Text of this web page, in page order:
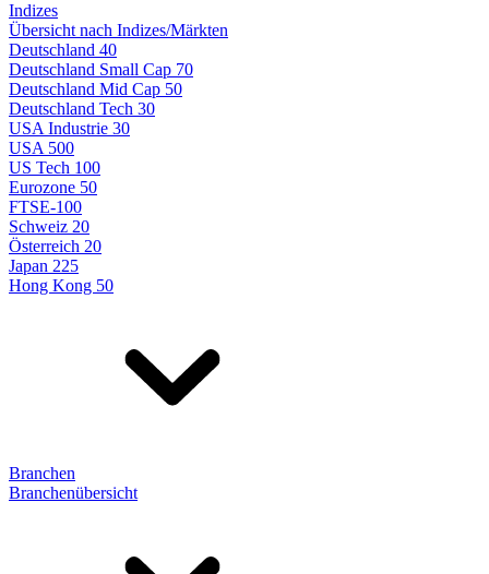
Indizes
Übersicht nach Indizes/Märkten
Deutschland 40
Deutschland Small Cap 70
Deutschland Mid Cap 50
Deutschland Tech 30
USA Industrie 30
USA 500
US Tech 100
Eurozone 50
FTSE-100
Schweiz 20
Österreich 20
Japan 225
Hong Kong 50
Branchen
Branchenübersicht